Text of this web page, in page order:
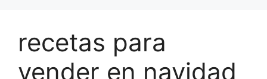
recetas para
vender en navidad